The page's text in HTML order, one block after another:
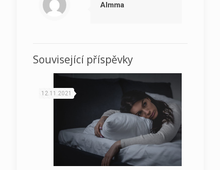
Almma
Související příspěvky
12.11.2021